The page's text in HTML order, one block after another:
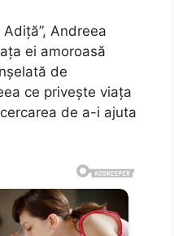
Andreea
ei amoroasă
de
ce privește viața
de a-i ajuta